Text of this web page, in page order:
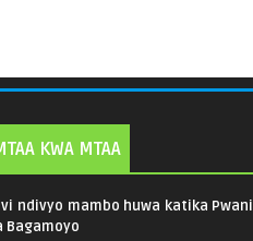
KWA MTAA
ndivyo mambo huwa katika Pwani
Bagamoyo